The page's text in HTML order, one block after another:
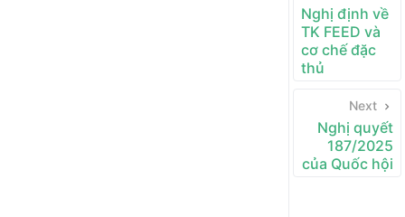
Nghị định về
TK FEED và
cơ chế đặc
thủ
Next
Nghị quyết
187/2025
của Quốc hội